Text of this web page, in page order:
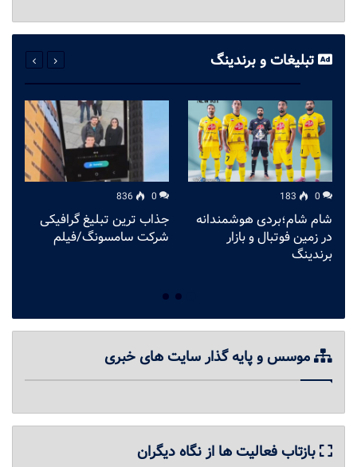
تبلیغات و برندینگ
0
183
شام شام؛بردی هوشمندانه
در زمین فوتبال و بازار
برندینگ
0
836
جذاب ترین تبلیغ گرافیکی
شرکت سامسونگ/فیلم
موسس و پایه گذار سایت های خبری
بازتاب فعالیت ها از نگاه دیگران